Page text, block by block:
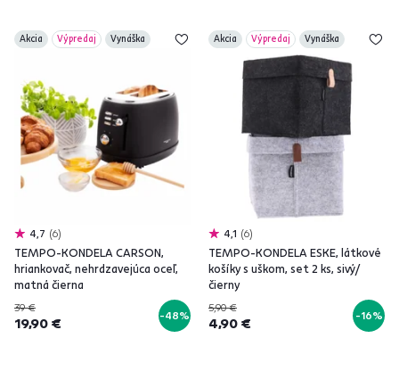
Akcia Výpredaj Vynáška
4,7 6
TEMPO-KONDELA CARSON,
hriankovač, nehrdzavejúca oceľ,
matná čierna
39 €
19,90 € -48%
Akcia Výpredaj Vynáška
4,1 6
TEMPO-KONDELA ESKE, látkové
košíky s uškom, set 2 ks, sivý/
čierny
5,90 €
4,90 € -16%